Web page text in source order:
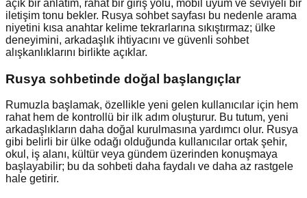
açık bir anlatım, rahat bir giriş yolu, mobil uyum ve seviyeli bir
iletişim tonu bekler. Rusya sohbet sayfası bu nedenle arama
niyetini kısa anahtar kelime tekrarlarına sıkıştırmaz; ülke
deneyimini, arkadaşlık ihtiyacını ve güvenli sohbet
alışkanlıklarını birlikte açıklar.
Rusya sohbetinde doğal başlangıçlar
Rumuzla başlamak, özellikle yeni gelen kullanıcılar için hem
rahat hem de kontrollü bir ilk adım oluşturur. Bu tutum, yeni
arkadaşlıkların daha doğal kurulmasına yardımcı olur. Rusya
gibi belirli bir ülke odağı olduğunda kullanıcılar ortak şehir,
okul, iş alanı, kültür veya gündem üzerinden konuşmaya
başlayabilir; bu da sohbeti daha faydalı ve daha az rastgele
hale getirir.